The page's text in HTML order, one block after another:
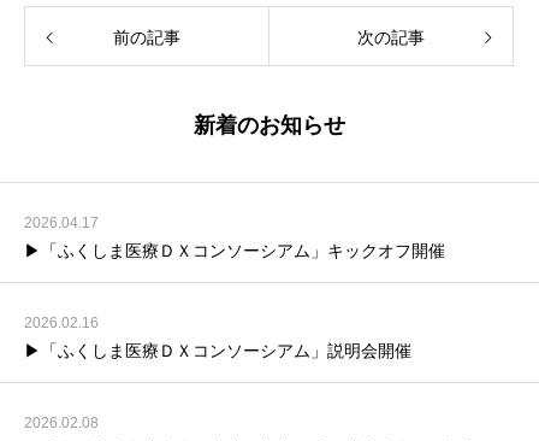
前の記事 次の記事
新着のお知らせ
2026.04.17
▶「ふくしま医療ＤＸコンソーシアム」キックオフ開催
2026.02.16
▶「ふくしま医療ＤＸコンソーシアム」説明会開催
2026.02.08